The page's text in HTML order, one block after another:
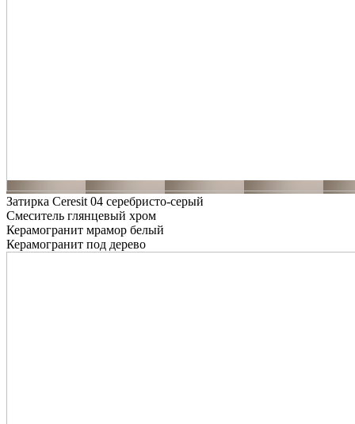
Затирка Ceresit 04 серебристо-серый
Смеситель глянцевый хром
Керамогранит мрамор белый
Керамогранит под дерево